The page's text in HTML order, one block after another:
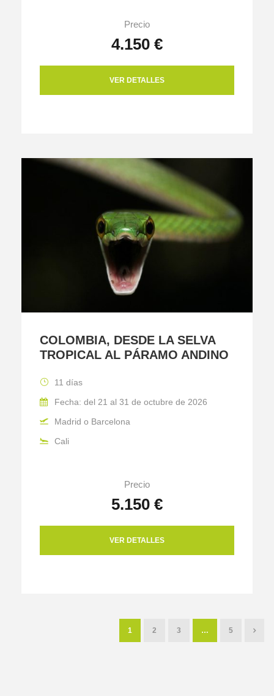
Precio
4.150 €
VER DETALLES
COLOMBIA, DESDE LA SELVA
TROPICAL AL PÁRAMO ANDINO
11 días
Fecha: del 21 al 31 de octubre de 2026
Madrid o Barcelona
Cali
Precio
5.150 €
VER DETALLES
1 2 3 … 5